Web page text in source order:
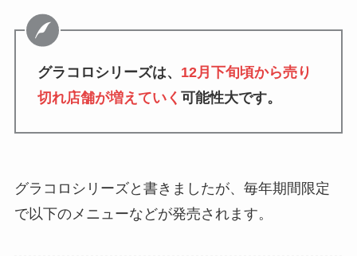
グラコロシリーズは、 12月下旬頃から売り
切れ店舗が増えていく 可能性大です。
グラコロシリーズと書きましたが、毎年期間限定
で以下のメニューなどが発売されます。